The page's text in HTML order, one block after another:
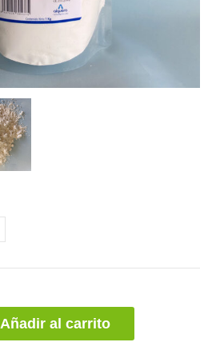
Añadir al carrito